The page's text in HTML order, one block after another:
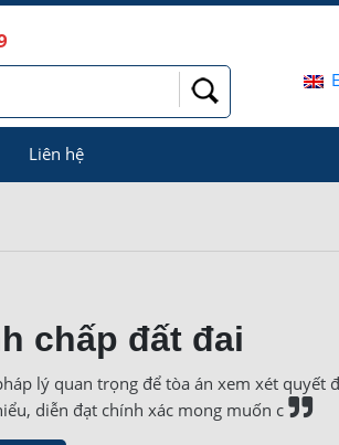
Liên hệ
chấp đất đai
lý quan trọng để tòa án xem xét quyết
diễn đạt chính xác mong muốn c